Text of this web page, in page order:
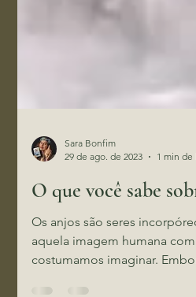
Sara Bonfim
29 de ago. de 2023
1 min de
O que você sabe